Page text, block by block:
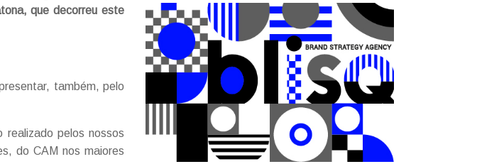
que decorreu este
também, pelo
realizado pelos nossos
do CAM nos maiores